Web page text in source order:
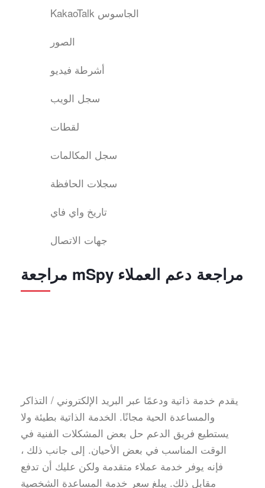
KakaoTalk الجاسوس
الصور
أشرطة فيديو
سجل الويب
لقطات
سجل المكالمات
سجلات الحافظة
تاريخ واي فاي
جهات الاتصال
مراجعة mSpy مراجعة دعم العملاء
يقدم خدمة ذاتية ودعمًا عبر البريد الإلكتروني / التذاكر
والمساعدة الحية مجانًا. الخدمة الذاتية بطيئة ولا
يستطيع فريق الدعم حل بعض المشكلات الفنية في
الوقت المناسب في بعض الأحيان. إلى جانب ذلك ،
فإنه يوفر خدمة عملاء متقدمة ولكن عليك أن تدفع
مقابل ذلك. يبلغ سعر خدمة المساعدة الشخصية